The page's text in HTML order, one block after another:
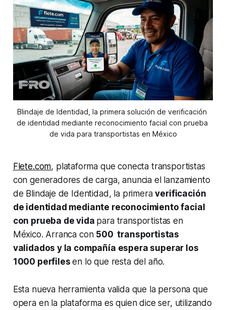
Blindaje de Identidad, la primera solución de verificación
de identidad mediante reconocimiento facial con prueba
de vida para transportistas en México
Flete.com, plataforma que conecta transportistas
con generadores de carga, anuncia el lanzamiento
de Blindaje de Identidad, la primeraverificación
de identidad mediante reconocimiento facial
con prueba de vida para transportistas en
México. Arranca con 500 transportistas
validados y la compañía espera superar los
1000 perfilesen lo que resta del año.
Esta nueva herramienta valida que la persona que
opera en la plataforma es quien dice ser, utilizando